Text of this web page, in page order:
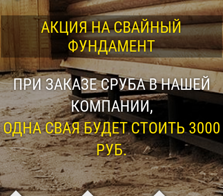
АКЦИЯ НА СВАЙНЫЙ
ФУНДАМЕНТ
ПРИ ЗАКАЗЕ СРУБА В НАШЕЙ
КОМПАНИИ,
ОДНА СВАЯ БУДЕТ СТОИТЬ 3000
РУБ.